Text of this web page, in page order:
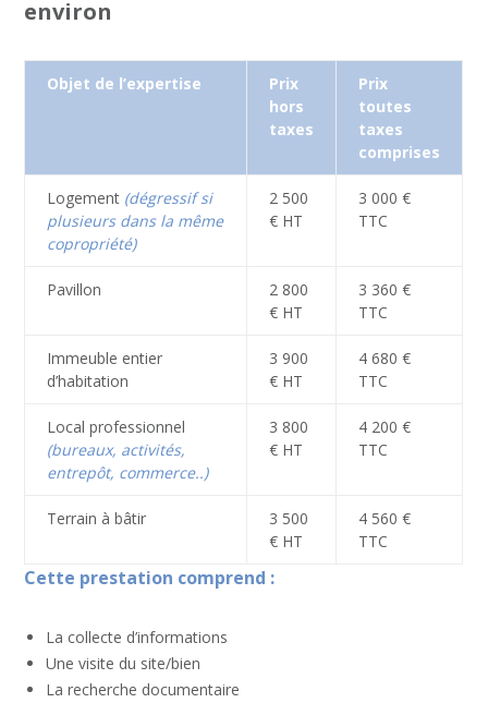
environ
Objet de l’expertise
Prix
hors
taxes
Prix
toutes
taxes
comprises
Logement (dégressif si
plusieurs dans la même
copropriété)
2 500
€ HT
3 000 €
TTC
Pavillon
2 800
€ HT
3 360 €
TTC
Immeuble entier
d’habitation
3 900
€ HT
4 680 €
TTC
Local professionnel
(bureaux, activités,
entrepôt, commerce..)
3 800
€ HT
4 200 €
TTC
Terrain à bâtir
3 500
€ HT
4 560 €
TTC
Cette prestation comprend :
La collecte d’informations
Une visite du site/bien
La recherche documentaire